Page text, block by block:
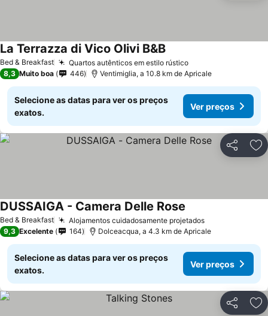
Bed & Breakfast Quartos autênticos em estilo rústicoVer preços
La Terrazza di Vico Olivi B&BVer preços
8,3 Muito boa 446 Ventimiglia, a 10.8 km de Apricale
Selecione as datas para ver os preços
exatos.
Ver preços
Partilhar
Bed & Breakfast Alojamentos cuidadosamente projetadosVer preços
DUSSAIGA - Camera Delle Rose
9,3 Excelente 164 Dolceacqua, a 4.3 km de Apricale
Selecione as datas para ver os preços
exatos.
Ver preços
Partilhar